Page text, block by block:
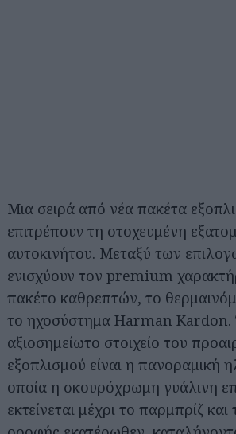
Μια σειρά από νέα πακέτα
επιτρέπουν τη στοχευμένη
αυτοκινήτου. Μεταξύ των
ενισχύουν τον premium
πακέτο καθρεπτών, το
το ηχοσύστημα Harman
αξιοσημείωτο στοιχείο του
εξοπλισμού είναι η πανοραμική
οποία η σκουρόχρωμη γυάλινη
εκτείνεται μέχρι το παρμπρίζ και
Αναζήτηση
για...